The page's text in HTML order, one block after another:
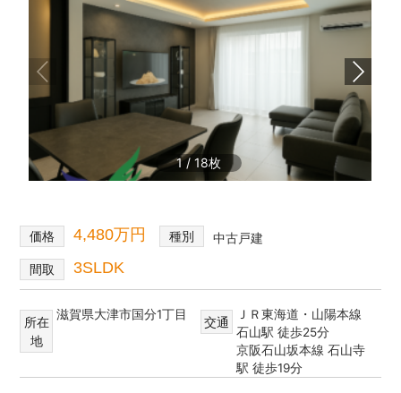
1/18
価格 4,480万円 種別 中古戸建
間取 3SLDK
所在
地
滋賀県大津市国分1丁目
交通
ＪＲ東海道・山陽本線
石山駅 徒歩25分
京阪石山坂本線 石山寺
駅 徒歩19分